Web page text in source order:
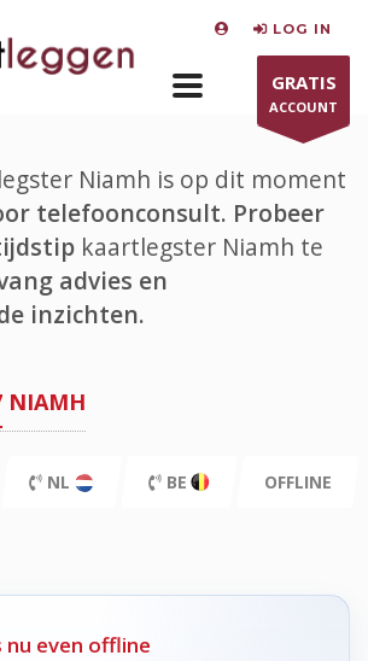
LOG IN
GRATIS
ACCOUNT
Niamh is op dit moment
telefoonconsult. Probeer
kaartlegster Niamh te
advies en
inzichten.
NIAMH
NL BE OFFLINE
nu even offline